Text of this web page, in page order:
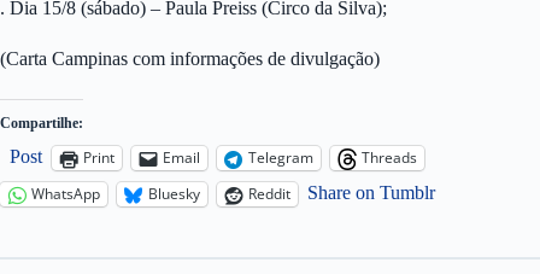
. Dia 15/8 (sábado) – Paula Preiss (Circo da Silva);
(Carta Campinas com informações de divulgação)
Compartilhe:
Post Print Email Telegram
Threads
WhatsApp
Bluesky Reddit Share on Tumblr